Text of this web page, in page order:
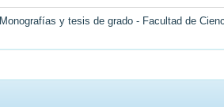
Monografías y tesis de grado - Facultad de